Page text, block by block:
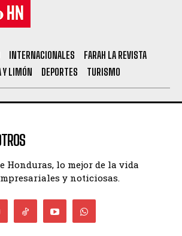
INTERNACIONALES
FARAH LA REVISTA
Y LIMÓN DEPORTES TURISMO
Honduras, lo mejor de la vida
y noticiosas.